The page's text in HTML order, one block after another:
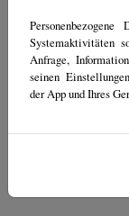
Systemaktivitäten
Anfrage,
seinen
der App und Ihres